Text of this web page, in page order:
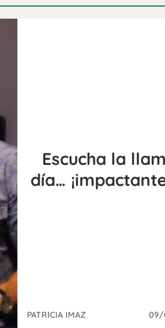
Escucha la
día…
PATRICIA IMAZ 09/